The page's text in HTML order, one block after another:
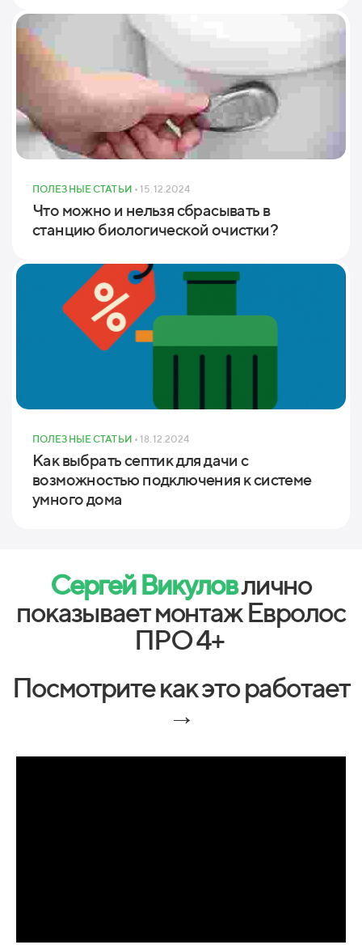
ПОЛЕЗНЫЕ СТАТЬИ • 15.12.2024
Что можно и нельзя сбрасывать в
станцию биологической очистки?
ПОЛЕЗНЫЕ СТАТЬИ • 18.12.2024
Как выбрать септик для дачи с
возможностью подключения к системе
умного дома
Сергей Викуловлично
показывает монтаж Евролос
ПРО 4+
Посмотрите как это работает
→